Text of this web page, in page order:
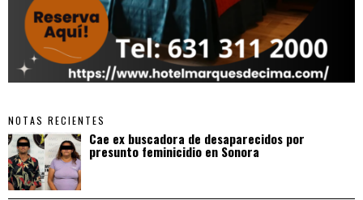
NOTAS RECIENTES
Cae ex buscadora de desaparecidos por
presunto feminicidio en Sonora